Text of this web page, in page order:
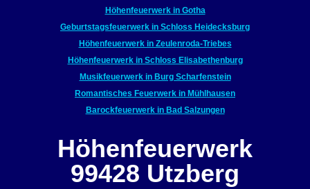
Höhenfeuerwerk in Gotha
Geburtstagsfeuerwerk in Schloss Heidecksburg
Höhenfeuerwerk in Zeulenroda-Triebes
Höhenfeuerwerk in Schloss Elisabethenburg
Musikfeuerwerk in Burg Scharfenstein
Romantisches Feuerwerk in Mühlhausen
Barockfeuerwerk in Bad Salzungen
Höhenfeuerwerk
99428 Utzberg